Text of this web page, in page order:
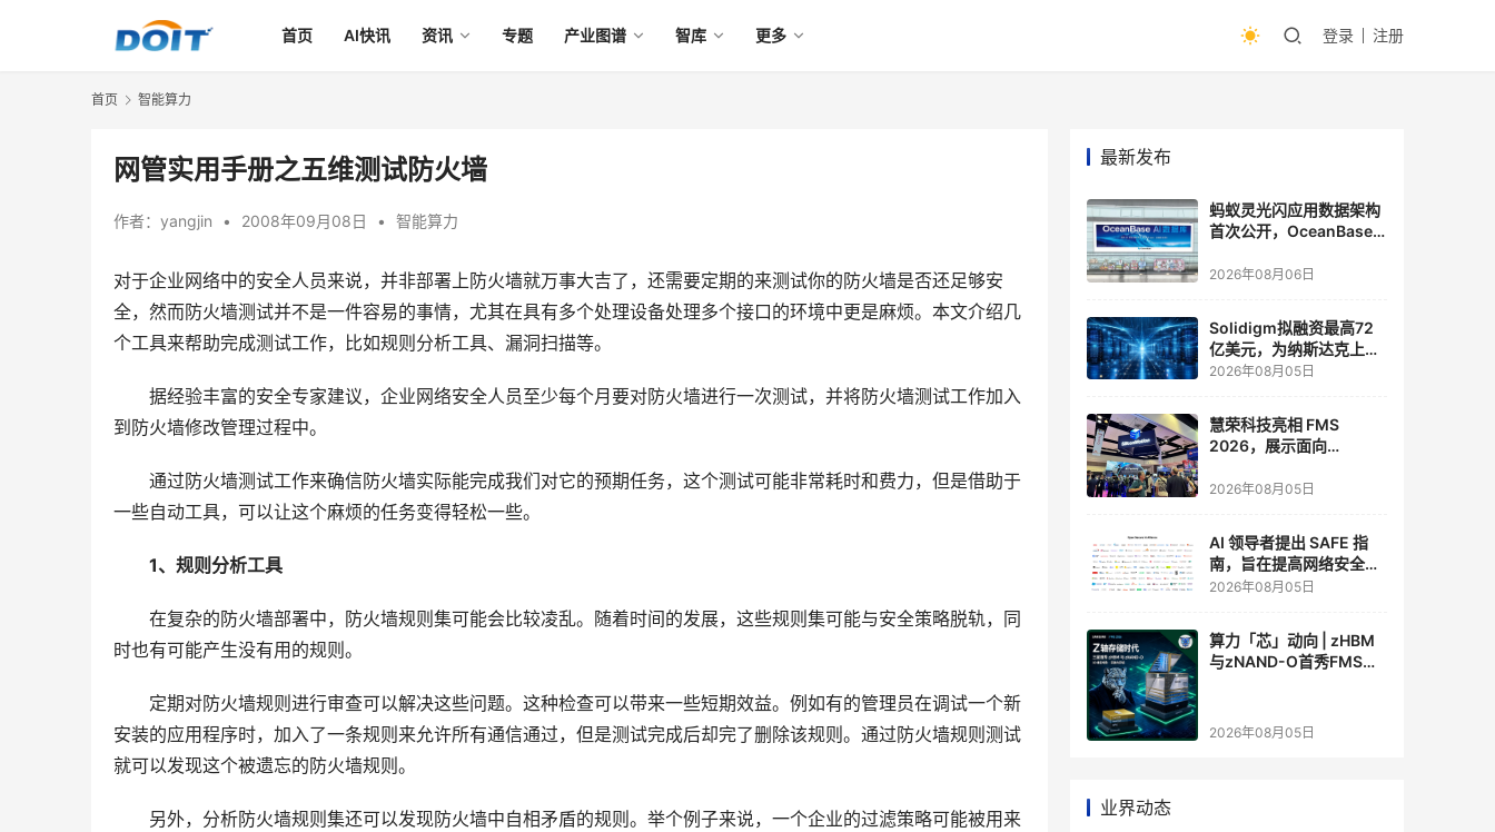
首页 AI快讯 资讯 专题 产业图谱 智库 更多 登录 注册
首页 智能算力
网管实用手册之五维测试防火墙
作者： yangjin • 2008年09月08日 • 智能算力
对于企业网络中的安全人员来说，并非部署上防火墙就万事大吉了，还需要定期的来测试你的防火墙是否还足够安
全，然而防火墙测试并不是一件容易的事情，尤其在具有多个处理设备处理多个接口的环境中更是麻烦。本文介绍几
个工具来帮助完成测试工作，比如规则分析工具、漏洞扫描等。
据经验丰富的安全专家建议，企业网络安全人员至少每个月要对防火墙进行一次测试，并将防火墙测试工作加入
到防火墙修改管理过程中。
通过防火墙测试工作来确信防火墙实际能完成我们对它的预期任务，这个测试可能非常耗时和费力，但是借助于
一些自动工具，可以让这个麻烦的任务变得轻松一些。
1、规则分析工具
在复杂的防火墙部署中，防火墙规则集可能会比较凌乱。随着时间的发展，这些规则集可能与安全策略脱轨，同
时也有可能产生没有用的规则。
定期对防火墙规则进行审查可以解决这些问题。这种检查可以带来一些短期效益。例如有的管理员在调试一个新
安装的应用程序时，加入了一条规则来允许所有通信通过，但是测试完成后却完了删除该规则。通过防火墙规则测试
就可以发现这个被遗忘的防火墙规则。
另外，分析防火墙规则集还可以发现防火墙中自相矛盾的规则。举个例子来说，一个企业的过滤策略可能被用来
最新发布
蚂蚁灵光闪应用数据架构
首次公开，OceanBase
2026年08月06日
Solidigm拟融资最高72
亿美元，为纳斯达克上市
做准备
2026年08月05日
慧荣科技亮相 FMS
2026，展示面向
存储方案
2026年08月05日
AI 领导者提出 SAFE 指
南，旨在提高网络安全透
明度
2026年08月05日
算力「芯」动向 | zHBM
与zNAND-O首秀FMS
个维度，z轴算盘的魅力
2026年08月05日
业界动态